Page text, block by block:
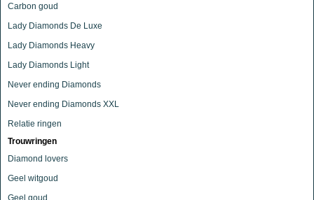
Carbon goud
Lady Diamonds De Luxe
Lady Diamonds Heavy
Lady Diamonds Light
Never ending Diamonds
Never ending Diamonds XXL
Relatie ringen
Trouwringen
Diamond lovers
Geel witgoud
Geel goud